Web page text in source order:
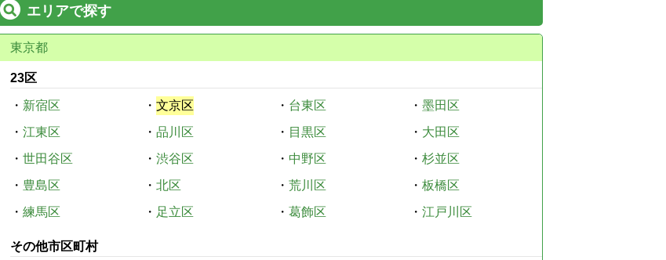
エリアで探す
東京都
23区
・ 新宿区 ・ 文京区 ・ 台東区 ・ 墨田区
・ 江東区 ・ 品川区 ・ 目黒区 ・ 大田区
・ 世田谷区 ・ 渋谷区 ・ 中野区 ・ 杉並区
・ 豊島区 ・ 北区 ・ 荒川区 ・ 板橋区
・ 練馬区 ・ 足立区 ・ 葛飾区 ・ 江戸川区
その他市区町村